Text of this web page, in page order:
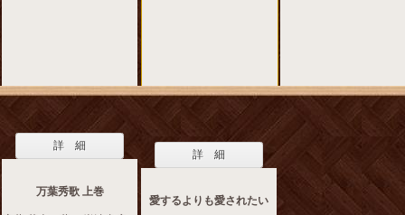
詳 細
万葉秀歌 上巻
詳 細
愛するよりも愛されたい